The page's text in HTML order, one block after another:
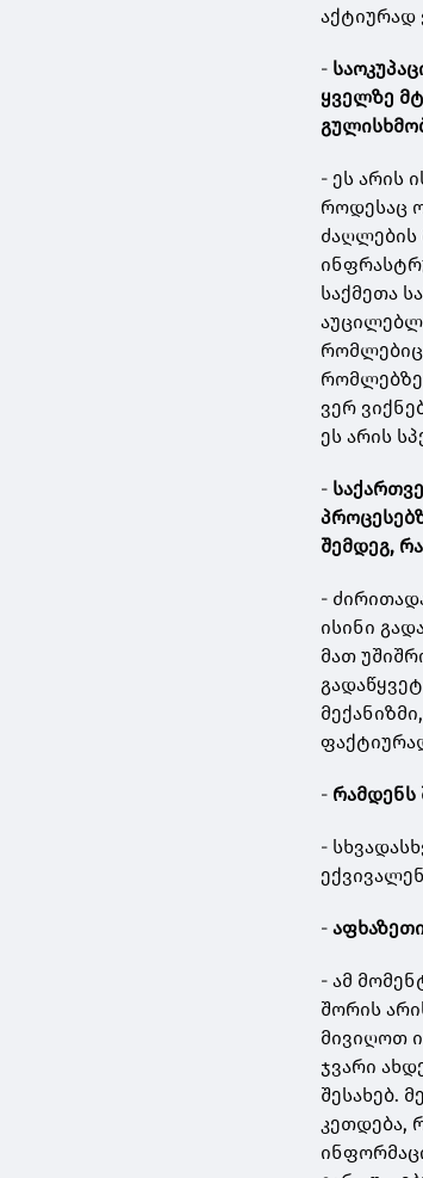
აქტიურად
-
ყველზე
- ეს არის
როდესაც
ძაღლების
საქმეთა
რომლებიც
ვერ
ეს არის
-
შემდეგ,
-
ისინი
მათ
- რამდენს
-
-
- ამ
შორის
მივიღოთ
ჯვარი
შესახებ.
კეთდება,